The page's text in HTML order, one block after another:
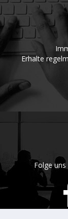
Erhalte
Folge